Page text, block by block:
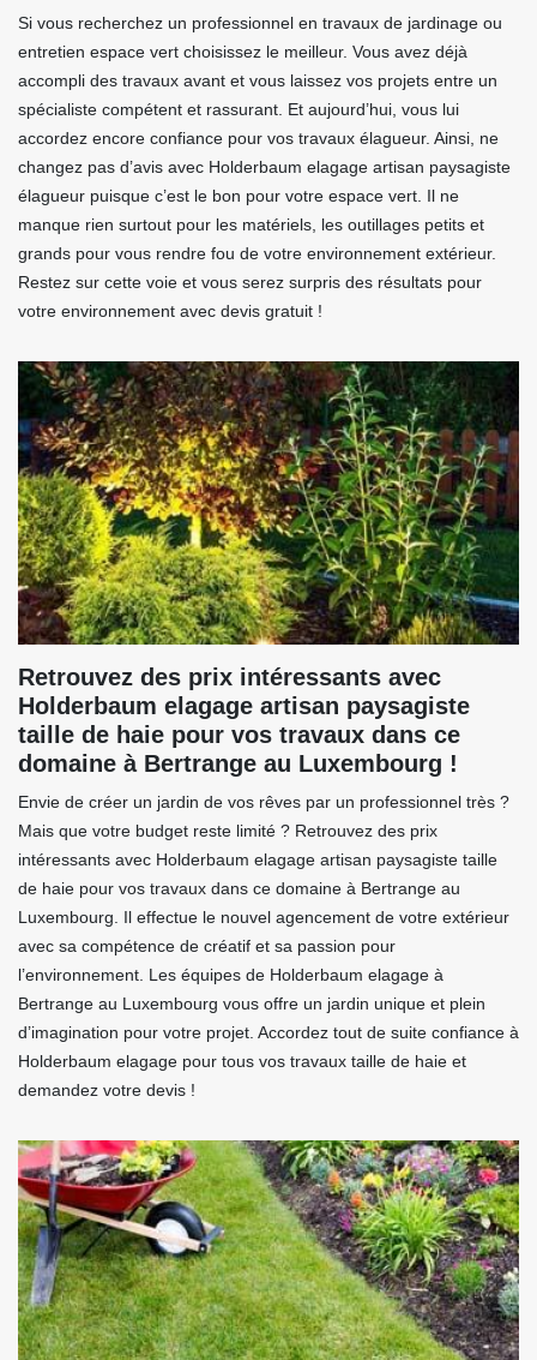
Si vous recherchez un professionnel en travaux de jardinage ou
entretien espace vert choisissez le meilleur. Vous avez déjà
accompli des travaux avant et vous laissez vos projets entre un
spécialiste compétent et rassurant. Et aujourd’hui, vous lui
accordez encore confiance pour vos travaux élagueur. Ainsi, ne
changez pas d’avis avec Holderbaum elagage artisan paysagiste
élagueur puisque c’est le bon pour votre espace vert. Il ne
manque rien surtout pour les matériels, les outillages petits et
grands pour vous rendre fou de votre environnement extérieur.
Restez sur cette voie et vous serez surpris des résultats pour
votre environnement avec devis gratuit !
Retrouvez des prix intéressants avec
Holderbaum elagage artisan paysagiste
taille de haie pour vos travaux dans ce
domaine à Bertrange au Luxembourg !
Envie de créer un jardin de vos rêves par un professionnel très ?
Mais que votre budget reste limité ? Retrouvez des prix
intéressants avec Holderbaum elagage artisan paysagiste taille
de haie pour vos travaux dans ce domaine à Bertrange au
Luxembourg. Il effectue le nouvel agencement de votre extérieur
avec sa compétence de créatif et sa passion pour
l’environnement. Les équipes de Holderbaum elagage à
Bertrange au Luxembourg vous offre un jardin unique et plein
d’imagination pour votre projet. Accordez tout de suite confiance à
Holderbaum elagage pour tous vos travaux taille de haie et
demandez votre devis !